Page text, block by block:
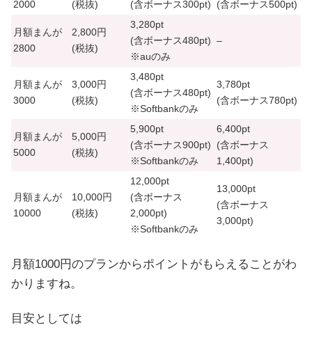
2000 (税抜) (含ボーナス300pt) (含ボーナス500pt)
月額まんが
2800
2,800円
(税抜)
3,280pt
(含ボーナス480pt)
※auのみ
–
月額まんが
3000
3,000円
(税抜)
3,480pt
(含ボーナス480pt)
※Softbankのみ
3,780pt
(含ボーナス780pt)
月額まんが
5000
5,000円
(税抜)
5,900pt
(含ボーナス900pt)
※Softbankのみ
6,400pt
(含ボーナス
1,400pt)
月額まんが
10000
10,000円
(税抜)
12,000pt
(含ボーナス
2,000pt)
※Softbankのみ
13,000pt
(含ボーナス
3,000pt)
月額1000円のプランからポイントがもらえることがわ
かりますね。
目安としては